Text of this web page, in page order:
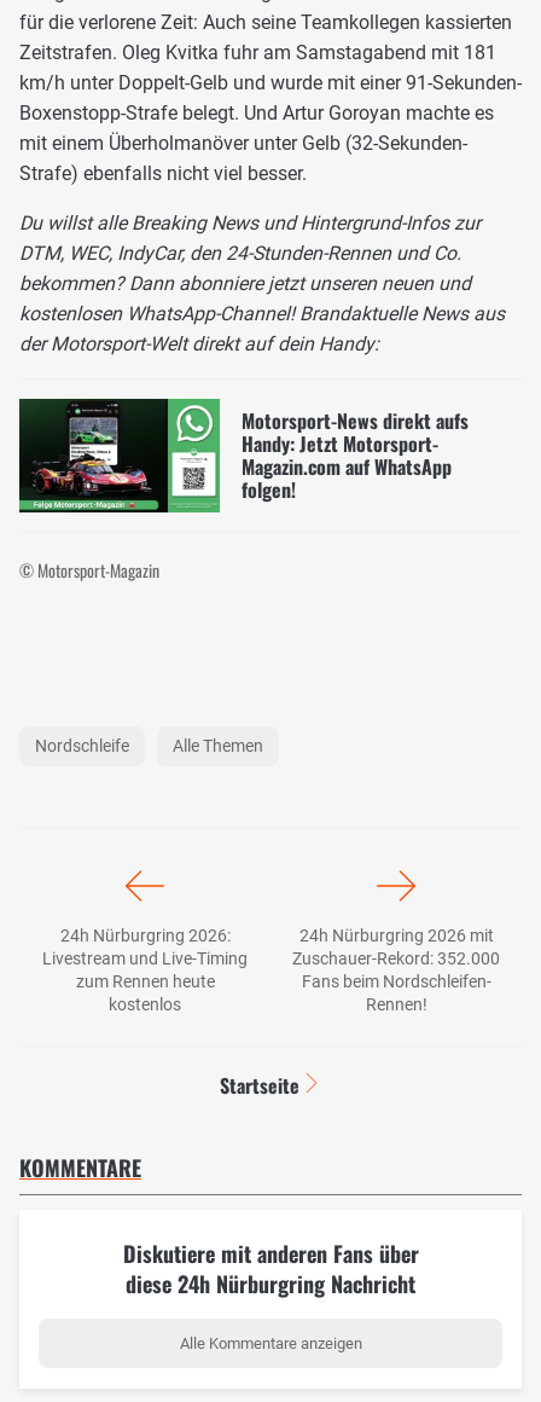
für die verlorene Zeit: Auch seine Teamkollegen kassierten
Zeitstrafen. Oleg Kvitka fuhr am Samstagabend mit 181
km/h unter Doppelt-Gelb und wurde mit einer 91-Sekunden-
Boxenstopp-Strafe belegt. Und Artur Goroyan machte es
mit einem Überholmanöver unter Gelb (32-Sekunden-
Strafe) ebenfalls nicht viel besser.
Du willst alle Breaking News und Hintergrund-Infos zur
DTM, WEC, IndyCar, den 24-Stunden-Rennen und Co.
bekommen? Dann abonniere jetzt unseren neuen und
kostenlosen WhatsApp-Channel! Brandaktuelle News aus
der Motorsport-Welt direkt auf dein Handy:
Motorsport-News direkt aufs
Handy: Jetzt Motorsport-
Magazin.com auf WhatsApp
folgen!
© Motorsport-Magazin
Nordschleife Alle Themen
24h Nürburgring 2026:
Livestream und Live-Timing
zum Rennen heute
kostenlos
24h Nürburgring 2026 mit
Zuschauer-Rekord: 352.000
Fans beim Nordschleifen-
Rennen!
Startseite
KOMMENTARE
Diskutiere mit anderen Fans über
diese 24h Nürburgring Nachricht
Alle Kommentare anzeigen